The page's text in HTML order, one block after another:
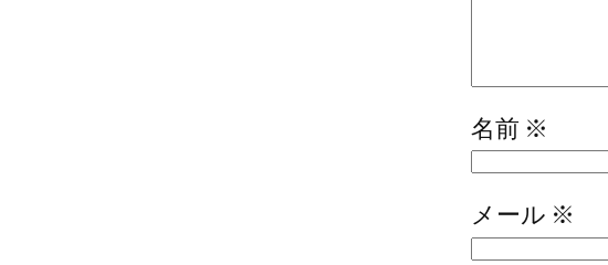
名前 ※
メール ※